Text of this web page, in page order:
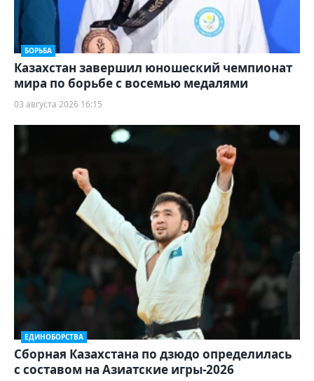
БОРЬБА
Казахстан завершил юношеский чемпионат
мира по борьбе с восемью медалями
03 августа 2026 16:15
ЕДИНОБОРСТВА
Сборная Казахстана по дзюдо определилась
с составом на Азиатские игры-2026